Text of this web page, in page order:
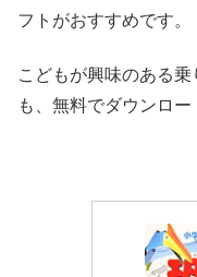
フトがおすすめです。
こどもが興味のある
も、無料でダウンロー